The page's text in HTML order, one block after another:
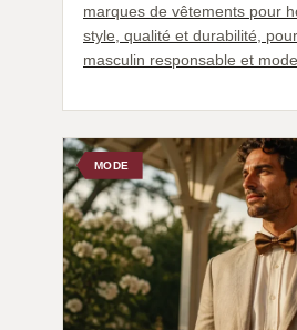
marques de vêtements pour
style, qualité et durabilité,
masculin responsable et
MODE